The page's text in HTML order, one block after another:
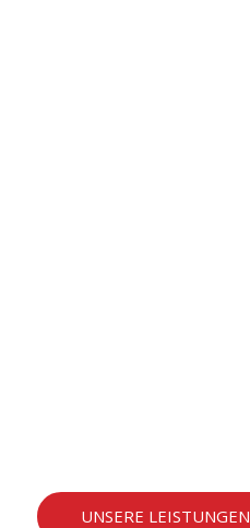
UNSERE LEISTUNGEN